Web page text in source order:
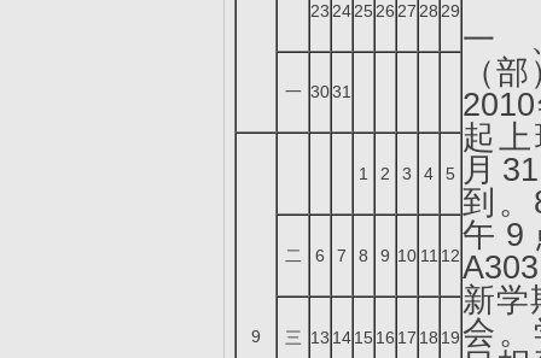
一
（
起
月
到
午9
新学
会
23 2425 26 27 28 29
一 3031
9
1 2 3 4 5
二 6 7 8 9 10 11 12
三 13 1415 16 17 18 19